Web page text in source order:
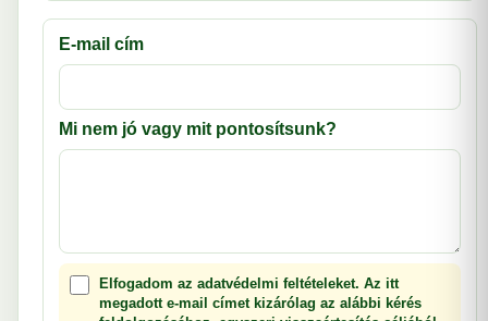
E-mail cím
Mi nem jó vagy mit pontosítsunk?
Elfogadom az adatvédelmi feltételeket. Az itt
megadott e-mail címet kizárólag az alábbi kérés